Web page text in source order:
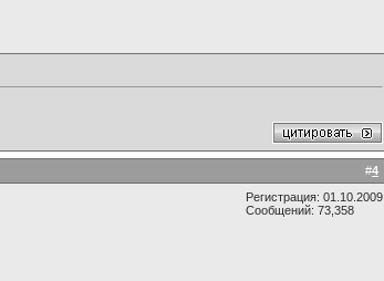
#4
Регистрация: 01.10.2009
Сообщений: 73,358